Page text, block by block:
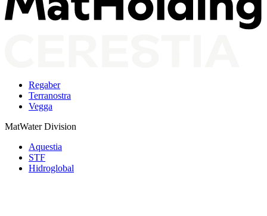
Regaber
Terranostra
Vegga
MatWater Division
Aquestia
STF
Hidroglobal